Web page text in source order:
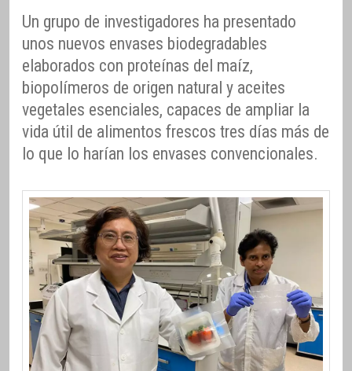
Un grupo de investigadores ha presentado
unos nuevos envases biodegradables
elaborados con proteínas del maíz,
biopolímeros de origen natural y aceites
vegetales esenciales, capaces de ampliar la
vida útil de alimentos frescos tres días más de
lo que lo harían los envases convencionales.